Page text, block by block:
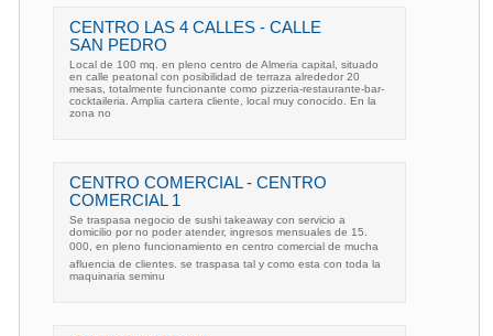
CENTRO LAS 4 CALLES - CALLE
SAN PEDRO
Local de 100 mq. en pleno centro de Almeria capital, situado
en calle peatonal con posibilidad de terraza alrededor 20
mesas, totalmente funcionante como pizzeria-restaurante-bar-
cocktaileria. Amplia cartera cliente, local muy conocido. En la
zona no
CENTRO COMERCIAL - CENTRO
COMERCIAL 1
Se traspasa negocio de sushi takeaway con servicio a
domicilio por no poder atender, ingresos mensuales de 15.
000, en pleno funcionamiento en centro comercial de mucha
afluencia de clientes. se traspasa tal y como esta con toda la
maquinaria seminu